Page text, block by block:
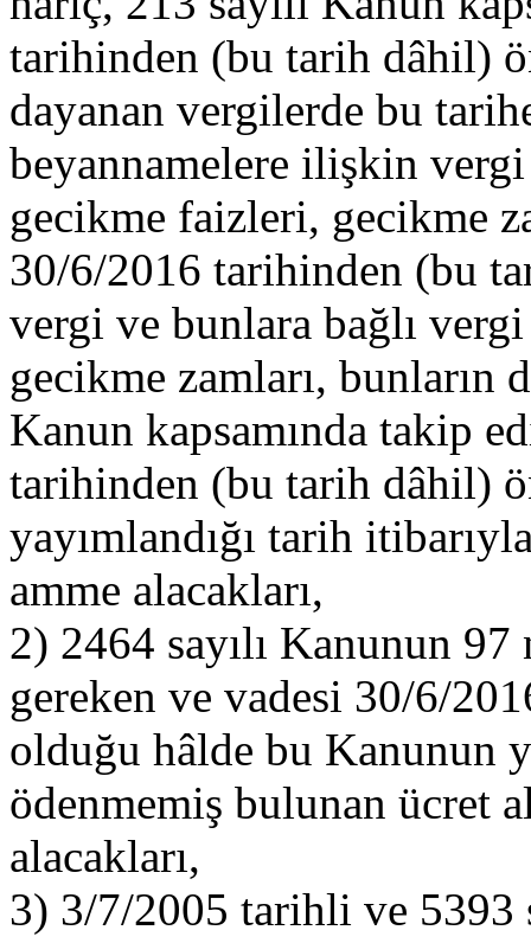
tarihinden (bu tarih dâhil)
dayanan vergilerde bu
beyannamelere ilişkin
gecikme faizleri, gecikme
30/6/2016 tarihinden (bu
vergi ve bunlara bağlı
gecikme zamları, bunların
Kanun kapsamında takip
tarihinden (bu tarih dâhil)
yayımlandığı tarih
amme alacakları,
2) 2464 sayılı Kanunun
gereken ve vadesi 30/6/
olduğu hâlde bu Kanunun
ödenmemiş bulunan ücret
alacakları,
3) 3/7/2005 tarihli ve 5393